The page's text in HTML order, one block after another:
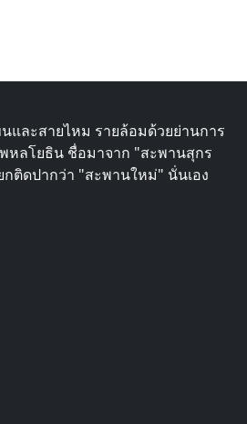
และสายไหม รายล้อมด้วยย่านการ
ลโยธิน ชื่อมาจาก "สะพานสุกร
ติดปากว่า "สะพานใหม่" นั่นเอง